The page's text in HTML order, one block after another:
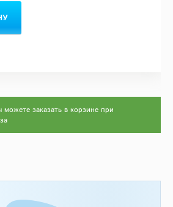
заказать в корзине при